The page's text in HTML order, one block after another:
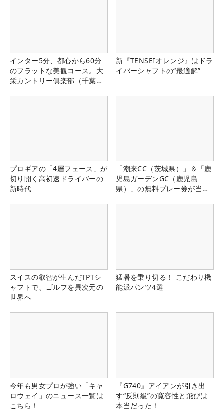
インター5分、都心から60分
のフラットな美観コース。大
栄カントリー俱楽部（千葉
新『TENSEIオレンジ』はドラ
イバーシャフトの“最適解”
プロギアの「4層フェース」が
切り開く高初速ドライバーの
新時代
「潮来CC（茨城県）」＆「鹿
児島ガーデンGC（鹿児島
県）」の無料プレー券が当た
スイスの叡智が生んだTPTシ
ャフトで、ゴルフを異次元の
世界へ
猛暑を乗り切る！ こだわり機
能派パンツ4選
今年も男女プロが強い「キャ
ロウェイ」のニュース一覧は
こちら！
『G740』アイアンが引き出
す“反則級”の寛容性と飛びは
本当だった！